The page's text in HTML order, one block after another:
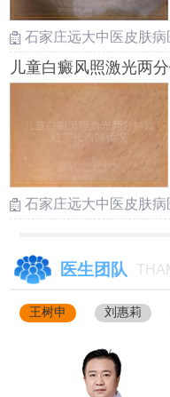
石家庄远大中医皮肤
儿童白癜风照激光两
石家庄远大中医皮肤
医生团队
王树申 刘惠莉